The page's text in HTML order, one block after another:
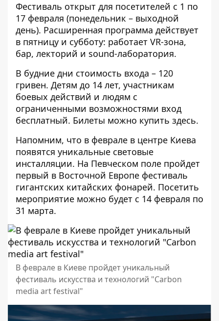
Фестиваль открыт для посетителей с 1 по
17 февраля (понедельник – выходной
день). Расширенная программа действует
в пятницу и субботу: работает VR-зона,
бар, лекторий и sound-лаборатория.
В будние дни стоимость входа – 120
гривен. Детям до 14 лет, участникам
боевых действий и людям с
ограниченными возможностями вход
бесплатный. Билеты можно купить здесь.
Напомним, что в феврале в центре Киева
появятся уникальные световые
инсталляции. На Певческом поле пройдет
первый в Восточной Европе фестиваль
гигантских китайских фонарей. Посетить
мероприятие можно будет с 14 февраля по
31 марта.
В феврале в Киеве пройдет уникальный
фестиваль искусства и технологий "Carbon
media art festival"